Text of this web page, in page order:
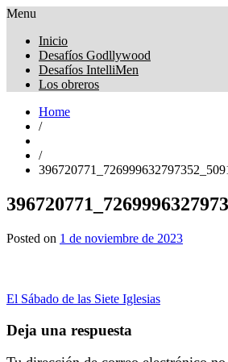
Obreros Universal
Menu
Inicio
Desafíos Godllywood
Desafíos IntelliMen
Los obreros
Home
/
/
Posted on 1 de noviembre de 2023
Navegación
de
entradas
El Sábado de las Siete Iglesias
Deja una respuesta